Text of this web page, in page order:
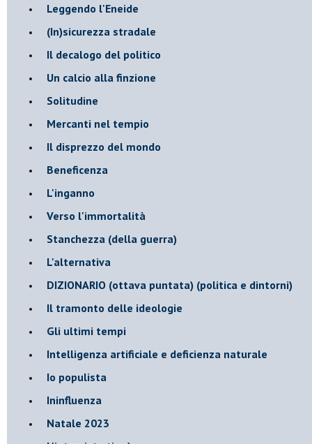
Leggendo l'Eneide
​(In)sicurezza stradale
Il decalogo del politico
Un calcio alla finzione
Solitudine
Mercanti nel tempio
Il disprezzo del mondo
Beneficenza
L'inganno
Verso l'immortalità
Stanchezza (della guerra)
L'alternativa
​DIZIONARIO (ottava puntata) (politica e dintorni)
Il tramonto delle ideologie
Gli ultimi tempi
Intelligenza artificiale e deficienza naturale
Io populista
Ininfluenza
Natale 2023